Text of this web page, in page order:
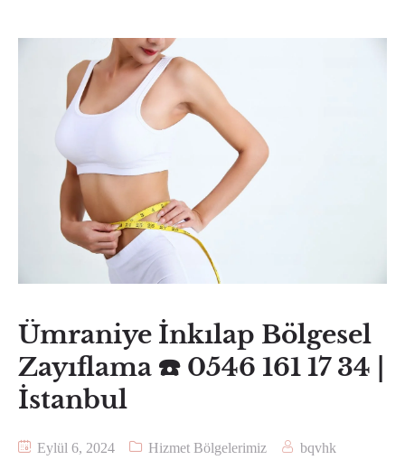
Ümraniye İnkılap Bölgesel
Zayıflama ☎️ 0546 161 17 34 |
İstanbul
Eylül 6, 2024 Hizmet Bölgelerimiz
bqvhk